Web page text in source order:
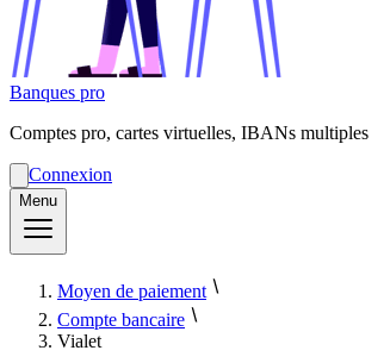
Banques pro
Comptes pro, cartes virtuelles, IBANs multiples
Connexion
Menu
Moyen de paiement
Compte bancaire
Vialet